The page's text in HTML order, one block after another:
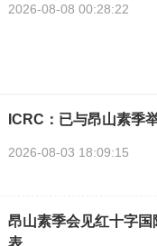
2026-08-08 00:28:22
ICRC：已与昂山素季
2026-08-03 18:09:15
昂山素季会见红十字
表